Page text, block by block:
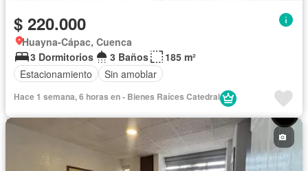
$ 220.000
Huayna-Cápac, Cuenca
3 Dormitorios
3 Baños
185 m²
Estacionamiento
Sin amoblar
Hace 1 semana, 6 horas en - Bienes Raíces Catedral